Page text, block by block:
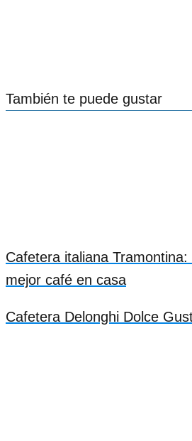
También te puede gustar
Cafetera italiana
mejor café en casa
Cafetera Delonghi Dolce